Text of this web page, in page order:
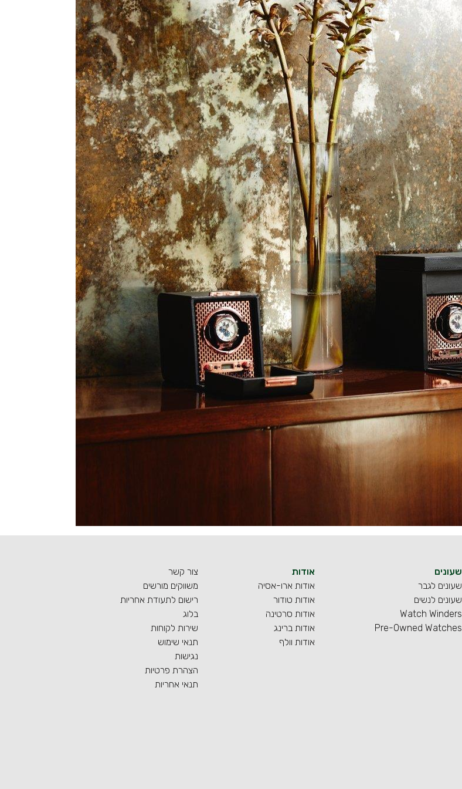
שעונים
שעונים לגבר
שעונים לנשים
Watch Winders
Pre-Owned Watches
אודות
אודות ארו-אסיה
אודות טודור
אודות סרטינה
אודות ברינג
אודות וולף
צור קשר
משווקים מורשים
רישום לתעודת אחריות
בלוג
שירות לקוחות
תנאי שימוש
נגישות
הצהרת פרטיות
תנאי אחריות